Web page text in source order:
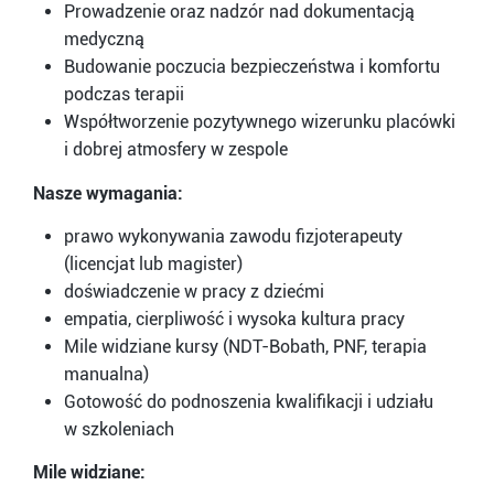
Prowadzenie oraz nadzór nad dokumentacją
medyczną
Budowanie poczucia bezpieczeństwa i komfortu
podczas terapii
Współtworzenie pozytywnego wizerunku placówki
i dobrej atmosfery w zespole
Nasze wymagania:
prawo wykonywania zawodu fizjoterapeuty
(licencjat lub magister)
doświadczenie w pracy z dziećmi
empatia, cierpliwość i wysoka kultura pracy
Mile widziane kursy (NDT-Bobath, PNF, terapia
manualna)
Gotowość do podnoszenia kwalifikacji i udziału
w szkoleniach
Mile widziane: